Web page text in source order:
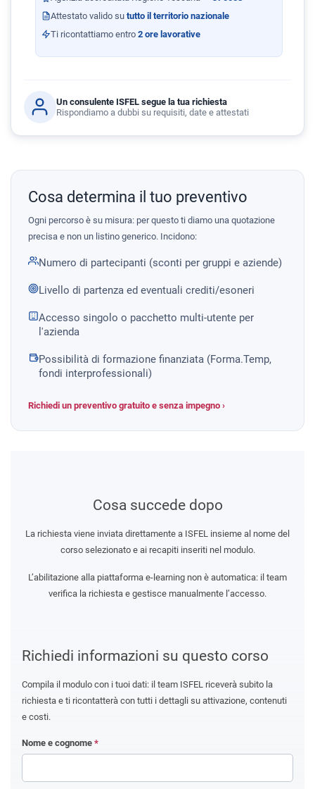
Attestato valido su tutto il territorio nazionale
Ti ricontattiamo entro 2 ore lavorative
Un consulente ISFEL segue la tua richiesta
Rispondiamo a dubbi su requisiti, date e attestati
Cosa determina il tuo preventivo
Ogni percorso è su misura: per questo ti diamo una quotazione
precisa e non un listino generico. Incidono:
Numero di partecipanti (sconti per gruppi e aziende)
Livello di partenza ed eventuali crediti/esoneri
Accesso singolo o pacchetto multi-utente per
l'azienda
Possibilità di formazione finanziata (Forma.Temp,
fondi interprofessionali)
Richiedi un preventivo gratuito e senza impegno ›
Richiedi informazioni su questo corso
Compila il modulo con i tuoi dati: il team ISFEL riceverà subito la
richiesta e ti ricontatterà con tutti i dettagli su attivazione, contenuti
e costi.
Nome e cognome *
Cosa succede dopo
La richiesta viene inviata direttamente a ISFEL insieme al nome del
corso selezionato e ai recapiti inseriti nel modulo.
L’abilitazione alla piattaforma e-learning non è automatica: il team
verifica la richiesta e gestisce manualmente l’accesso.